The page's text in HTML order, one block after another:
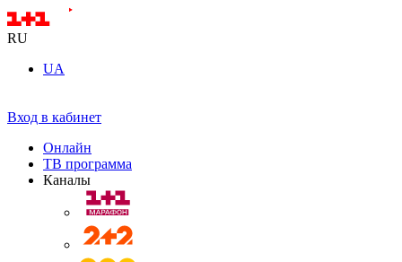
RU
UA
Вход в кабинет
Онлайн
ТВ программа
Каналы